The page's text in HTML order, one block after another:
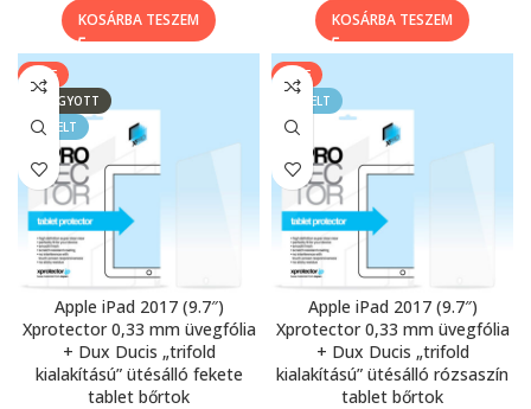
KOSÁRBA TESZEM KOSÁRBA TESZEM
SALE
ELFOGYOTT
KIEMELT
Apple iPad 2017 (9.7″)
Xprotector 0,33 mm üvegfólia
+ Dux Ducis „trifold
kialakítású” ütésálló fekete
tablet bőrtok
SALE
KIEMELT
Apple iPad 2017 (9.7″)
Xprotector 0,33 mm üvegfólia
+ Dux Ducis „trifold
kialakítású” ütésálló rózsaszín
tablet bőrtok